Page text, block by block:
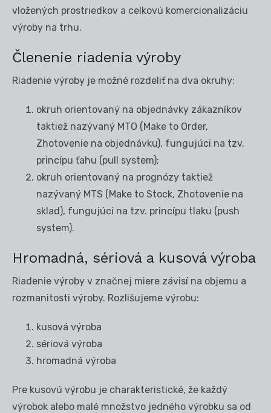
vložených prostriedkov a celkovú komercionalizáciu
výroby na trhu.
Členenie riadenia výroby
Riadenie výroby je možné rozdeliť na dva okruhy:
okruh orientovaný na objednávky zákazníkov
taktiež nazývaný MTO (Make to Order,
Zhotovenie na objednávku), fungujúci na tzv.
princípu ťahu (pull system);
okruh orientovaný na prognózy taktiež
nazývaný MTS (Make to Stock, Zhotovenie na
sklad), fungujúci na tzv. princípu tlaku (push
system).
Hromadná, sériová a kusová výroba
Riadenie výroby v značnej miere závisí na objemu a
rozmanitosti výroby. Rozlišujeme výrobu:
kusová výroba
sériová výroba
hromadná výroba
Pre kusovú výrobu je charakteristické, že každý
výrobok alebo malé množstvo jedného výrobku sa od